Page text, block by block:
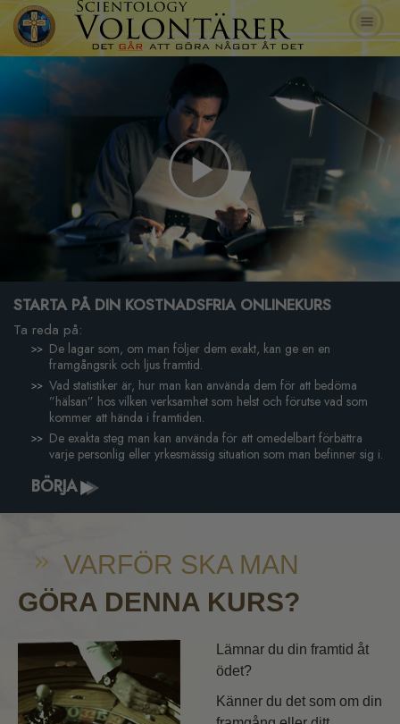
Play
Video
STARTA PÅ DIN KOSTNADSFRIA ONLINEKURS
Ta reda på:
De lagar som, om man följer dem exakt, kan ge en en
framgångsrik och ljus framtid.
Vad statistiker är, hur man kan använda dem för att bedöma
”hälsan” hos vilken verksamhet som helst och förutse vad som
kommer att hända i framtiden.
De exakta steg man kan använda för att omedelbart förbättra
varje personlig eller yrkesmässig situation som man befinner sig i.
BÖRJA
VARFÖR SKA MAN
GÖRA DENNA KURS?
Lämnar du din framtid åt
ödet?
Känner du det som om din